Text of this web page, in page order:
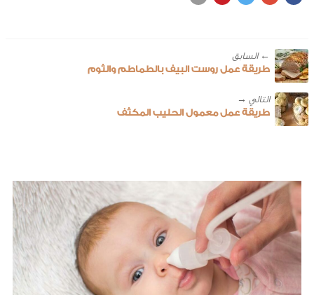
← ‎السابق
طريقة عمل روست البيف بالطماطم والثوم
طريقة عمل معمول الحليب المكثف